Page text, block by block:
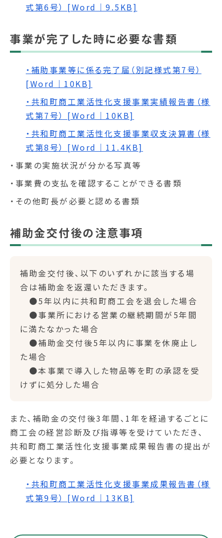
式第6号） [Word｜9.5KB]
事業が完了した時に必要な書類
・補助事業等に係る完了届（別記様式第7号）
[Word｜10KB]
・共和町商工業活性化支援事業実績報告書（様
式第7号） [Word｜10KB]
・共和町商工業活性化支援事業収支決算書（様
式第8号） [Word｜11.4KB]
・事業の実施状況が分かる写真等
・事業費の支払を確認することができる書類
・その他町長が必要と認める書類
補助金交付後の注意事項
補助金交付後、以下のいずれかに該当する場
合は補助金を返還いただきます。
●5年以内に共和町商工会を退会した場合
●事業所における営業の継続期間が5年間
に満たなかった場合
●補助金交付後5年以内に事業を休廃止し
た場合
●本事業で導入した物品等を町の承認を受
けずに処分した場合
また、補助金の交付後3年間、1年を経過するごとに
商工会の経営診断及び指導等を受けていただき、
共和町商工業活性化支援事業成果報告書の提出が
必要となります。
・共和町商工業活性化支援事業成果報告書（様
式第9号） [Word｜13KB]